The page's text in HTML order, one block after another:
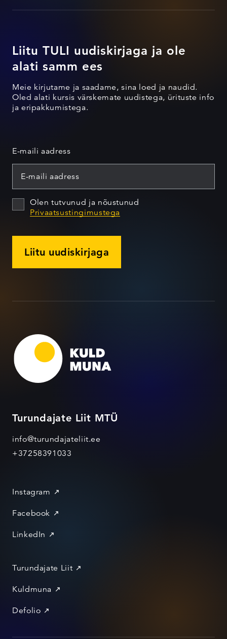
Liitu TULI uudiskirjaga ja ole
alati samm ees
Meie kirjutame ja saadame, sina loed ja naudid.
Oled alati kursis värskemate uudistega, ürituste info
ja eripakkumistega.
E-maili aadress
Olen tutvunud ja nõustunud
Privaatsustingimustega
Liitu uudiskirjaga
Turundajate Liit MTÜ
info@turundajateliit.ee
+37258391033
Instagram
Facebook
LinkedIn
Turundajate Liit
Kuldmuna
Defolio